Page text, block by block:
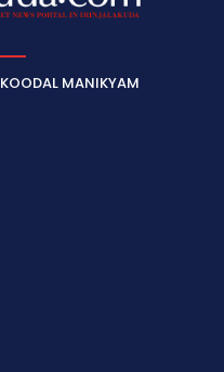
KOODAL MANIKYAM